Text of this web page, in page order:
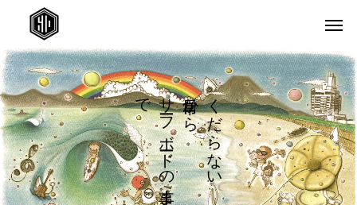
く
だ
ら
な
い
か
ら
サ
フ
ボ
ド
の
ま
で